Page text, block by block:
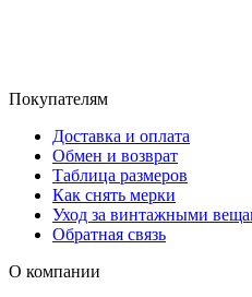
Покупателям
Доставка и оплата
Обмен и возврат
Таблица размеров
Как снять мерки
Уход за винтажными
Обратная связь
О компании